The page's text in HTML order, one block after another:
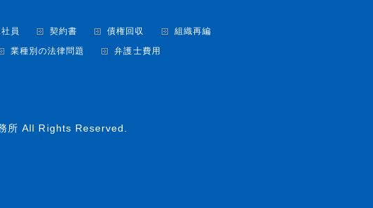
員 契約書 債権回収
組織再編
業種別の法律問題
弁護士費用
所 All Rights Reserved.